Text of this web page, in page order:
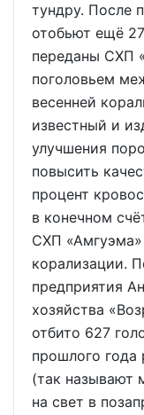
тундру. После
отобьют ещё
переданы СХП
поголовьем
весенней
известный и
улучшения
повысить
процент
в конечном
СХП «Амгуэма»
корализации.
предприятия
хозяйства
отбито 627
прошлого года
(так называют
на свет в